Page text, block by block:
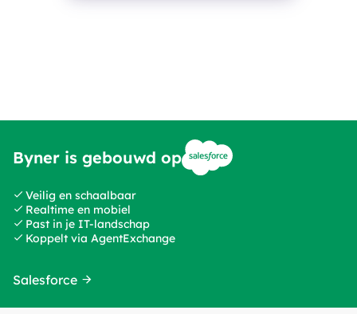
Byner is gebouwd op
Salesforce
Veilig en schaalbaar
Realtime en mobiel
Past in je IT-landschap
Koppelt via AgentExchange